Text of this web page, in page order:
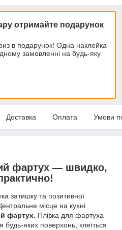
отримайте подарунок
в подарунок! Одна наклейка
замовленні на будь-яку
Доставка Оплата Умови
фартух — швидко,
затишку та позитивної
місце на кухні
фартух. Плівка для фартуха
будь-яких поверхонь, клеїться